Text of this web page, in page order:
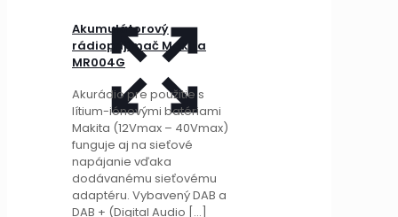
Akumulátorový
rádioprijímač Makita
MR004G
Akurádio pre použitie s
lítium-iónovými batériami
Makita (12Vmax – 40Vmax)
funguje aj na sieťové
napájanie vďaka
dodávanému sieťovému
adaptéru. Vybavený DAB a
DAB + (Digital Audio […]